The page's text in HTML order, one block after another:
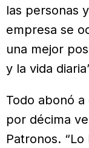
las personas
empresa se
una mejor
y la vida
Todo abonó
por décima
Patronos.